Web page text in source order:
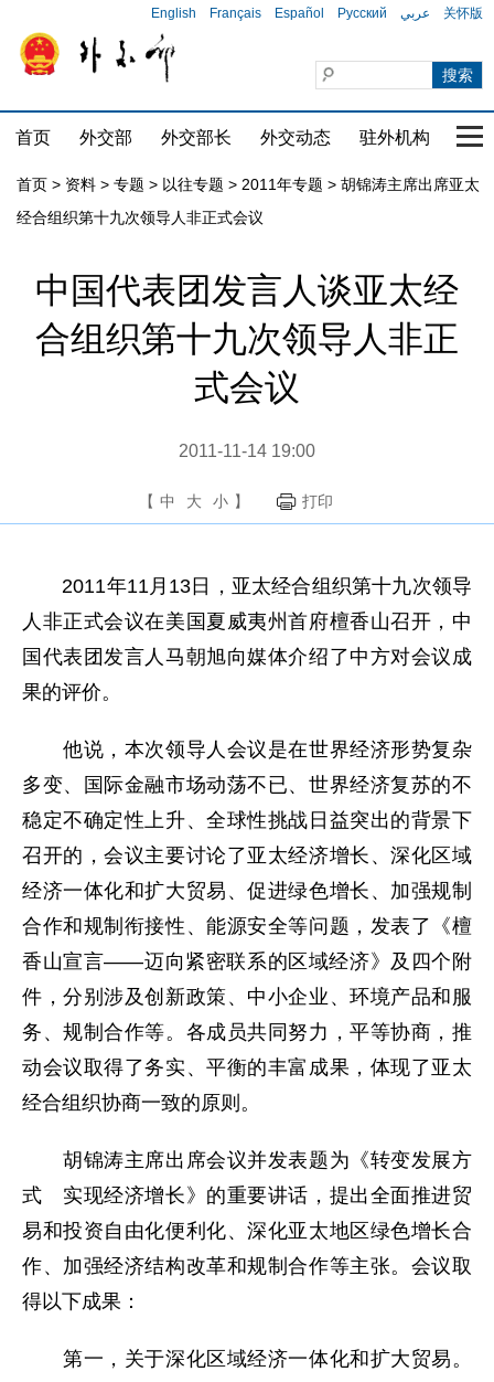
English Français Español Русский عربي 关怀版
首页 外交部 外交部长 外交动态 驻外机构 国
首页 > 资料 > 专题 > 以往专题 > 2011年专题 > 胡锦涛主席出席亚太
经合组织第十九次领导人非正式会议
中国代表团发言人谈亚太经
合组织第十九次领导人非正
式会议
2011-11-14 19:00
【 中 大 小 】 打印
2011年11月13日，亚太经合组织第十九次领导
人非正式会议在美国夏威夷州首府檀香山召开，中
国代表团发言人马朝旭向媒体介绍了中方对会议成
果的评价。
他说，本次领导人会议是在世界经济形势复杂
多变、国际金融市场动荡不已、世界经济复苏的不
稳定不确定性上升、全球性挑战日益突出的背景下
召开的，会议主要讨论了亚太经济增长、深化区域
经济一体化和扩大贸易、促进绿色增长、加强规制
合作和规制衔接性、能源安全等问题，发表了《檀
香山宣言——迈向紧密联系的区域经济》及四个附
件，分别涉及创新政策、中小企业、环境产品和服
务、规制合作等。各成员共同努力，平等协商，推
动会议取得了务实、平衡的丰富成果，体现了亚太
经合组织协商一致的原则。
胡锦涛主席出席会议并发表题为《转变发展方
式 实现经济增长》的重要讲话，提出全面推进贸
易和投资自由化便利化、深化亚太地区绿色增长合
作、加强经济结构改革和规制合作等主张。会议取
得以下成果：
第一，关于深化区域经济一体化和扩大贸易。